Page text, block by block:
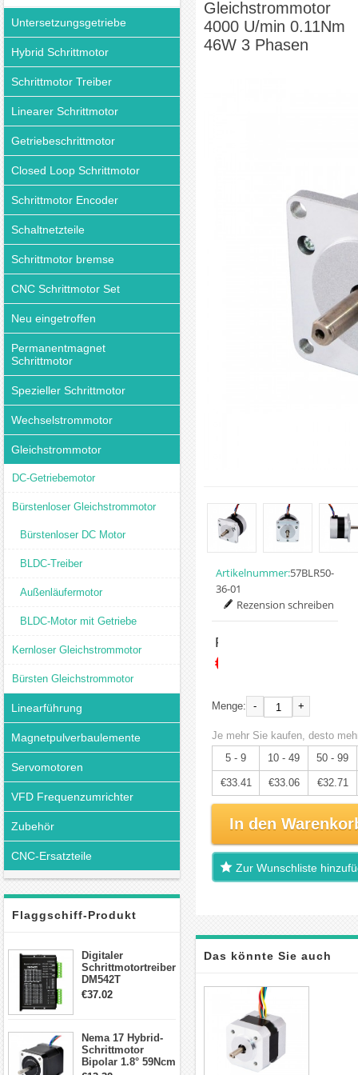
Untersetzungsgetriebe
Hybrid Schrittmotor
Schrittmotor Treiber
Linearer Schrittmotor
Getriebeschrittmotor
Closed Loop Schrittmotor
Schrittmotor Encoder
Schaltnetzteile
Schrittmotor bremse
CNC Schrittmotor Set
Neu eingetroffen
Permanentmagnet
Schrittmotor
Spezieller Schrittmotor
Wechselstrommotor
Gleichstrommotor
DC-Getriebemotor
Bürstenloser Gleichstrommotor
Bürstenloser DC Motor
BLDC-Treiber
Außenläufermotor
BLDC-Motor mit Getriebe
Kernloser Gleichstrommotor
Bürsten Gleichstrommotor
Linearführung
Magnetpulverbaulemente
Servomotoren
VFD Frequenzumrichter
Zubehör
CNC-Ersatzteile
Flaggschiff-Produkt
Digitaler
Schrittmotortreiber
DM542T
Schrittmotor
Schrittmotor
€37.02
Nema 17 Hybrid-
Schrittmotor
Bipolar 1.8° 59Ncm
Gleichstrommotor
4000 U/min 0.11Nm
46W 3 Phasen
Artikelnummer:57BLR50-
36-01
Rezension schreiben
Preis:
€35.17
Menge: - +
Je mehr Sie kaufen, desto
5 - 9
10 - 49 50 - 99
€33.41 €33.06 €32.71
In den
Zur Wunschliste
Das könnte Sie auch
interessieren